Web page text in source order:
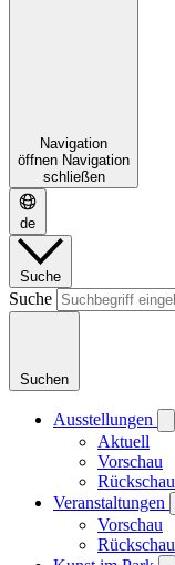
Navigation
öffnen Navigation
schließen
de
Suche
Suche
Suchen
Ausstellungen
Aktuell
Vorschau
Rückschau
Veranstaltungen
Vorschau
Rückschau